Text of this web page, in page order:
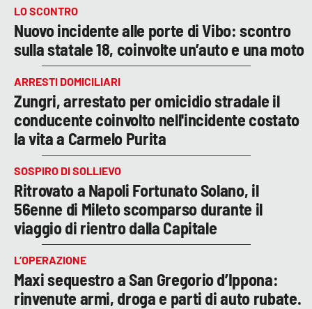
LO SCONTRO
Nuovo incidente alle porte di Vibo: scontro
sulla statale 18, coinvolte un’auto e una moto
ARRESTI DOMICILIARI
Zungri, arrestato per omicidio stradale il
conducente coinvolto nell'incidente costato
la vita a Carmelo Purita
SOSPIRO DI SOLLIEVO
Ritrovato a Napoli Fortunato Solano, il
56enne di Mileto scomparso durante il
viaggio di rientro dalla Capitale
L’OPERAZIONE
Maxi sequestro a San Gregorio d’Ippona:
rinvenute armi, droga e parti di auto rubate.